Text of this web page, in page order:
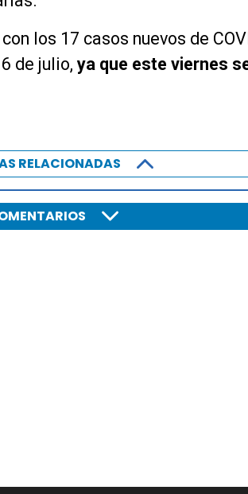
los 17 casos nuevos de
de julio, ya que este viernes
RELACIONADAS